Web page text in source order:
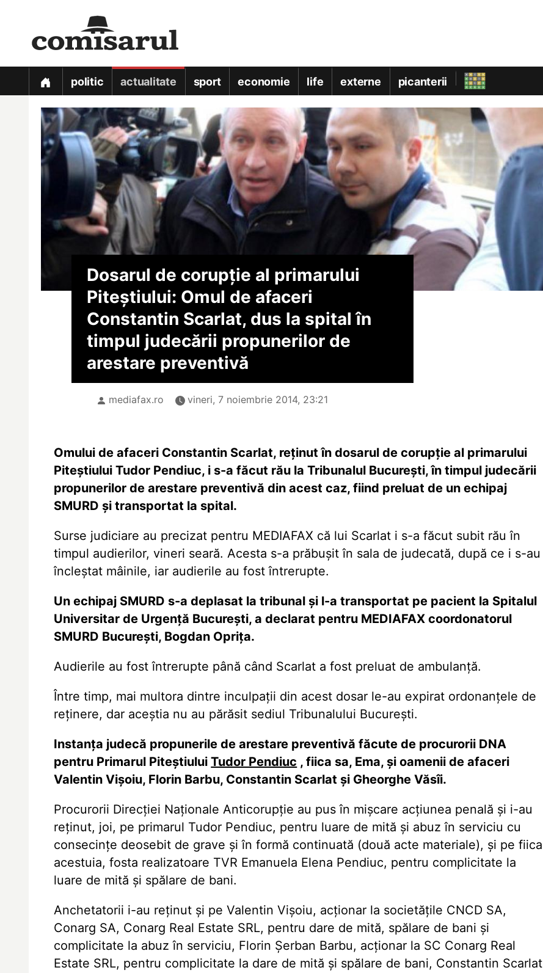
politic actualitate sport economie life externe picanterii
Dosarul de corupţie al primarului
Piteştiului: Omul de afaceri
Constantin Scarlat, dus la spital în
timpul judecării propunerilor de
arestare preventivă
mediafax.ro vineri, 7 noiembrie 2014, 23:21
Omului de afaceri Constantin Scarlat, reţinut în dosarul de corupţie al primarului
Piteştiului Tudor Pendiuc, i s-a făcut rău la Tribunalul Bucureşti, în timpul judecării
propunerilor de arestare preventivă din acest caz, fiind preluat de un echipaj
SMURD şi transportat la spital.
Surse judiciare au precizat pentru MEDIAFAX că lui Scarlat i s-a făcut subit rău în
timpul audierilor, vineri seară. Acesta s-a prăbuşit în sala de judecată, după ce i s-au
încleştat mâinile, iar audierile au fost întrerupte.
Un echipaj SMURD s-a deplasat la tribunal şi l-a transportat pe pacient la Spitalul
Universitar de Urgenţă Bucureşti, a declarat pentru MEDIAFAX coordonatorul
SMURD Bucureşti, Bogdan Opriţa.
Audierile au fost întrerupte până când Scarlat a fost preluat de ambulanţă.
Între timp, mai multora dintre inculpaţii din acest dosar le-au expirat ordonanţele de
reţinere, dar aceştia nu au părăsit sediul Tribunalului Bucureşti.
Instanţa judecă propunerile de arestare preventivă făcute de procurorii DNA
pentru Primarul PiteştiuluiTudor Pendiuc , fiica sa, Ema, şi oamenii de afaceri
Valentin Vişoiu, Florin Barbu, Constantin Scarlat şi Gheorghe Văsîi.
Procurorii Direcţiei Naţionale Anticorupţie au pus în mişcare acţiunea penală şi i-au
reţinut, joi, pe primarul Tudor Pendiuc, pentru luare de mită şi abuz în serviciu cu
consecinţe deosebit de grave şi în formă continuată (două acte materiale), şi pe fiica
acestuia, fosta realizatoare TVR Emanuela Elena Pendiuc, pentru complicitate la
luare de mită şi spălare de bani.
Anchetatorii i-au reţinut şi pe Valentin Vişoiu, acţionar la societăţile CNCD SA,
Conarg SA, Conarg Real Estate SRL, pentru dare de mită, spălare de bani şi
complicitate la abuz în serviciu, Florin Şerban Barbu, acţionar la SC Conarg Real
Estate SRL, pentru complicitate la dare de mită şi spălare de bani, Constantin Scarlat